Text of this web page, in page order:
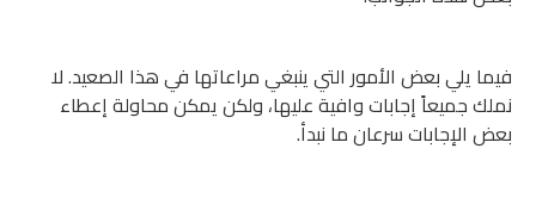
فيما يلي بعض الأمور التي ينبغي مراعاتها في هذا الصعيد. لا
نملك جميعاً إجابات وافية عليها، ولكن يمكن محاولة إعطاء
بعض الإجابات سرعان ما نبدأ.